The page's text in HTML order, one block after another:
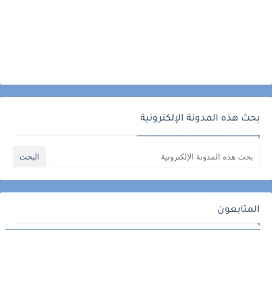
بحث هذه المدونة الإلكترونية
المتابعون